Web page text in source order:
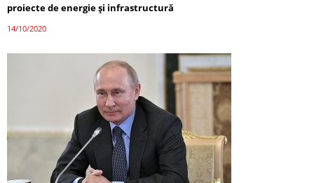
proiecte de energie și infrastructură
14/10/2020